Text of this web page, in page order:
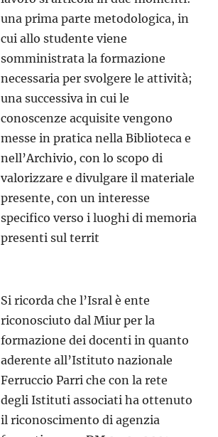
una prima parte metodologica, in
cui allo studente viene
somministrata la formazione
necessaria per svolgere le attività;
una successiva in cui le
conoscenze acquisite vengono
messe in pratica nella Biblioteca e
nell’Archivio, con lo scopo di
valorizzare e divulgare il materiale
presente, con un interesse
specifico verso i luoghi di memoria
presenti sul territ
Si ricorda che l’Isral è ente
riconosciuto dal Miur per la
formazione dei docenti in quanto
aderente all’Istituto nazionale
Ferruccio Parri che con la rete
degli Istituti associati ha ottenuto
il riconoscimento di agenzia